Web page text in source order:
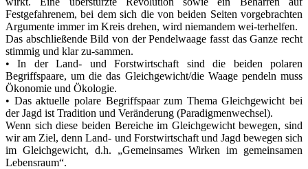
Festgefahrenem, bei dem sich die von beiden Seiten vorgebrachten
Argumente immer im Kreis drehen, wird niemandem wei-terhelfen.
Das abschließende Bild von der Pendelwaage fasst das Ganze recht
stimmig und klar zu-sammen.
• In der Land- und Forstwirtschaft sind die beiden polaren
Begriffspaare, um die das Gleichgewicht/die Waage pendeln muss
Ökonomie und Ökologie.
• Das aktuelle polare Begriffspaar zum Thema Gleichgewicht bei
der Jagd ist Tradition und Veränderung (Paradigmenwechsel).
Wenn sich diese beiden Bereiche im Gleichgewicht bewegen, sind
wir am Ziel, denn Land- und Forstwirtschaft und Jagd bewegen sich
im Gleichgewicht, d.h. „Gemeinsames Wirken im gemeinsamen
Lebensraum“.